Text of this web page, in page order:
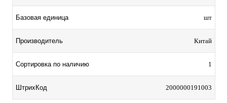
Базовая единица шт
Производитель Китай
Сортировка по наличию 1
ШтрихКод 2000000191003